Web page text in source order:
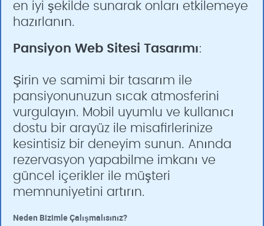
en iyi şekilde sunarak onları etkilemeye
hazırlanın.
Pansiyon Web Sitesi Tasarımı:
Şirin ve samimi bir tasarım ile
pansiyonunuzun sıcak atmosferini
vurgulayın. Mobil uyumlu ve kullanıcı
dostu bir arayüz ile misafirlerinize
kesintisiz bir deneyim sunun. Anında
rezervasyon yapabilme imkanı ve
güncel içerikler ile müşteri
memnuniyetini artırın.
Neden Bizimle Çalışmalısınız?